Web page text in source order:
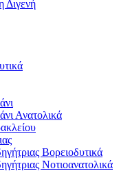
Διγενή
Ανατολικά
Βορειοδυτικά
Νοτιοανατολικά